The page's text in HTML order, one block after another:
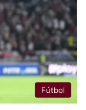
Fútbol